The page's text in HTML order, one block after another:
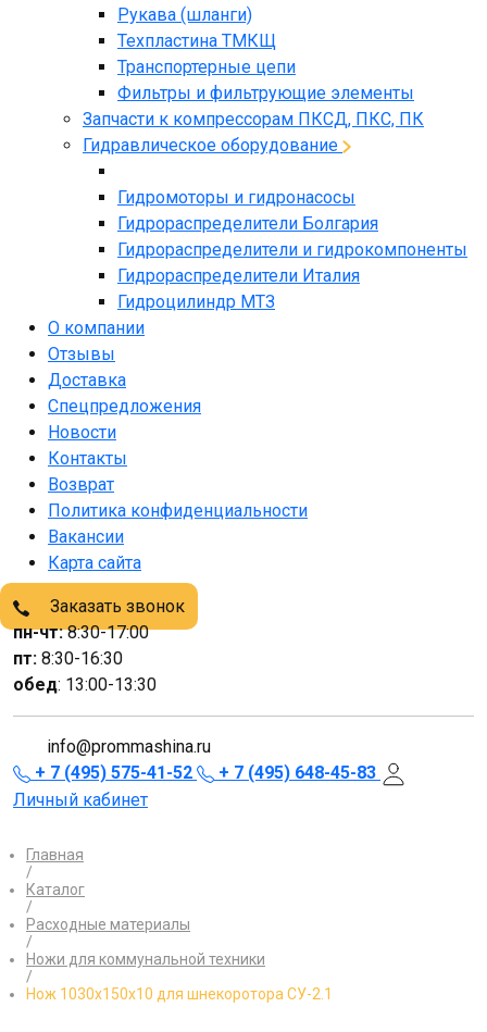
Рукава (шланги)
Техпластина ТМКЩ
Транспортерные цепи
Фильтры и фильтрующие элементы
Запчасти к компрессорам ПКСД, ПКС, ПК
Гидравлическое оборудование
Гидромоторы и гидронасосы
Гидрораспределители Болгария
Гидрораспределители и гидрокомпоненты
Гидрораспределители Италия
Гидроцилиндр МТЗ
О компании
Отзывы
Доставка
Спецпредложения
Новости
Контакты
Возврат
Политика конфиденциальности
Вакансии
Карта сайта
Заказать звонок
пн-чт:8:30-17:00
пт: 8:30-16:30
обед: 13:00-13:30
info@prommashina.ru
+ 7 (495) 575-41-52
+ 7 (495) 648-45-83
Личный кабинет
Главная
/
Каталог
/
Расходные материалы
/
Ножи для коммунальной техники
/
Нож 1030х150х10 для шнекоротора СУ-2.1